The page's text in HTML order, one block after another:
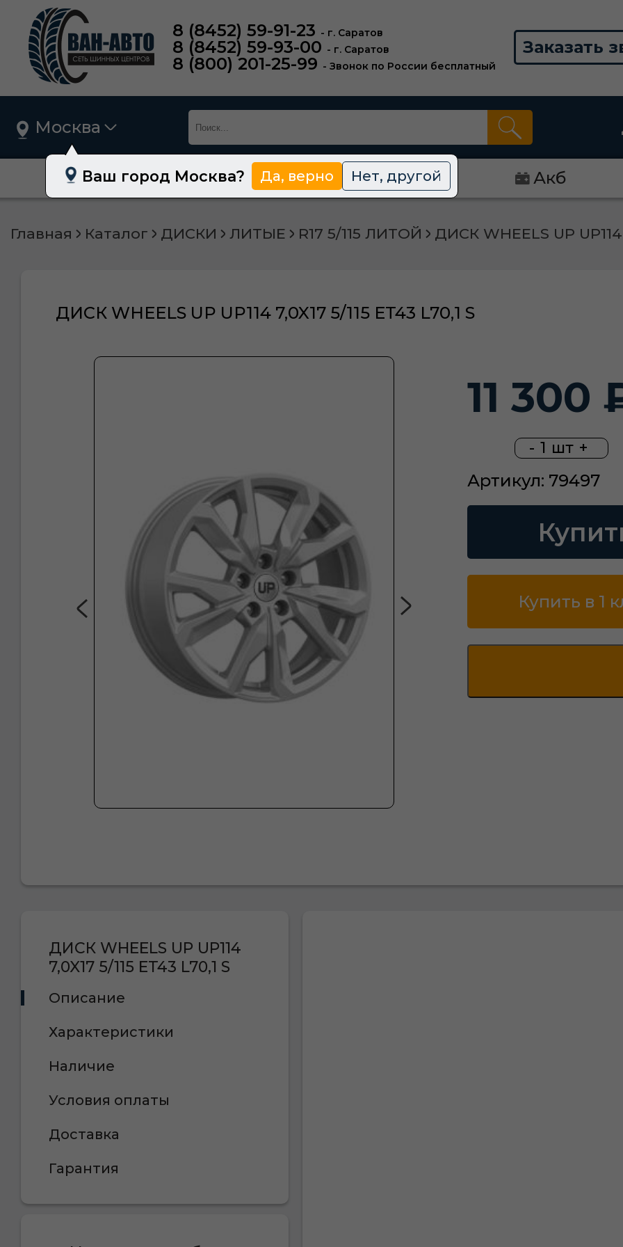
8 (8452) 59-91-23 - г. Саратов
8 (8452) 59-93-00 - г. Саратов
8 (800) 201-25-99 - Звонок по России бесплатный
Заказать
Москва
Ваш город Москва? Да, верно Нет, другой
О нас Шины Диски Акб
Главная Каталог ДИСКИ ЛИТЫЕ R17 5/115 ЛИТОЙ ДИСК WHEELS UP UP114
ДИСК WHEELS UP UP114 7,0X17 5/115 ET43 L70,1 S
11 300
- 1 шт +
Артикул: 79497
Купить в 1
ДИСК WHEELS UP UP114
7,0X17 5/115 ET43 L70,1 S
Описание
Характеристики
Наличие
Условия оплаты
Доставка
Гарантия